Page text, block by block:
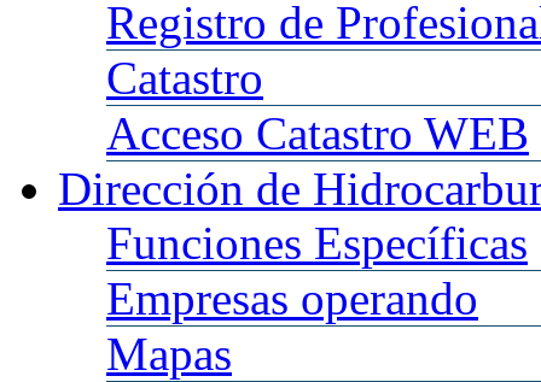
Registro de
Catastro
Acceso Catastro WEB
Dirección de
Funciones Específicas
Empresas operando
Mapas